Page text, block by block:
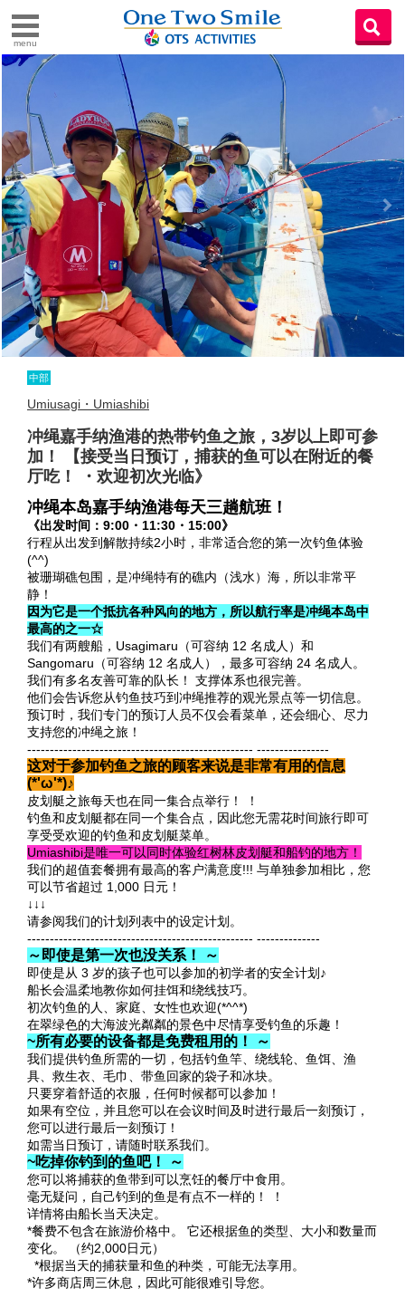
menu
中部
Umiusagi・Umiashibi
冲绳嘉手纳渔港的热带钓鱼之旅，3岁以上即可参
加！ 【接受当日预订，捕获的鱼可以在附近的餐
厅吃！ ・欢迎初次光临》
冲绳本岛嘉手纳渔港每天三趟航班！
《出发时间：9:00・11:30・15:00》
行程从出发到解散持续2小时，非常适合您的第一次钓鱼体验
(^^)
被珊瑚礁包围，是冲绳特有的礁内（浅水）海，所以非常平
静！
因为它是一个抵抗各种风向的地方，所以航行率是冲绳本岛中
最高的之一☆
我们有两艘船，Usagimaru（可容纳 12 名成人）和
Sangomaru（可容纳 12 名成人），最多可容纳 24 名成人。
我们有多名友善可靠的队长！ 支撑体系也很完善。
他们会告诉您从钓鱼技巧到冲绳推荐的观光景点等一切信息。
预订时，我们专门的预订人员不仅会看菜单，还会细心、尽力
支持您的冲绳之旅！
-------------------------------------------------- ----------------
这对于参加钓鱼之旅的顾客来说是非常有用的信息
(*'ω'*)♪
皮划艇之旅每天也在同一集合点举行！ ！
钓鱼和皮划艇都在同一个集合点，因此您无需花时间旅行即可
享受受欢迎的钓鱼和皮划艇菜单。
Umiashibi是唯一可以同时体验红树林皮划艇和船钓的地方！
我们的超值套餐拥有最高的客户满意度!!! 与单独参加相比，您
可以节省超过 1,000 日元！
↓↓↓
请参阅我们的计划列表中的设定计划。
-------------------------------------------------- --------------
～即使是第一次也没关系！ ～
即使是从 3 岁的孩子也可以参加的初学者的安全计划♪
船长会温柔地教你如何挂饵和绕线技巧。
初次钓鱼的人、家庭、女性也欢迎(*^^*)
在翠绿色的大海波光粼粼的景色中尽情享受钓鱼的乐趣！
~所有必要的设备都是免费租用的！ ～
我们提供钓鱼所需的一切，包括钓鱼竿、绕线轮、鱼饵、渔
具、救生衣、毛巾、带鱼回家的袋子和冰块。
只要穿着舒适的衣服，任何时候都可以参加！
如果有空位，并且您可以在会议时间及时进行最后一刻预订，
您可以进行最后一刻预订！
如需当日预订，请随时联系我们。
~吃掉你钓到的鱼吧！ ～
您可以将捕获的鱼带到可以烹饪的餐厅中食用。
毫无疑问，自己钓到的鱼是有点不一样的！ ！
详情将由船长当天决定。
*餐费不包含在旅游价格中。 它还根据鱼的类型、大小和数量而
变化。 （约2,000日元）
*根据当天的捕获量和鱼的种类，可能无法享用。
*许多商店周三休息，因此可能很难引导您。